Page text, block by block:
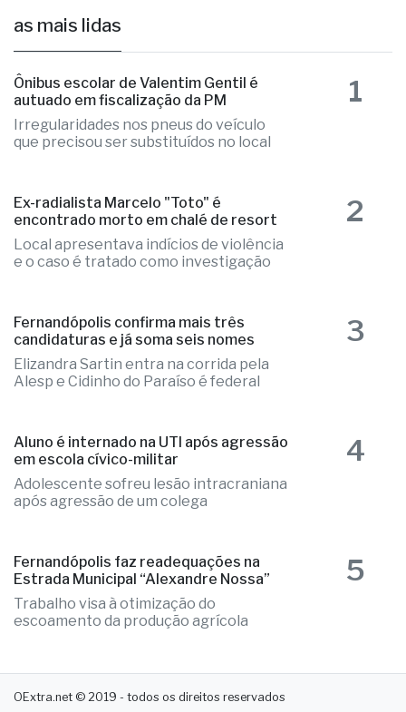
as mais lidas
Ônibus escolar de Valentim Gentil é
autuado em fiscalização da PM
Irregularidades nos pneus do veículo
que precisou ser substituídos no local
1
Ex-radialista Marcelo "Toto" é
encontrado morto em chalé de resort
Local apresentava indícios de violência
e o caso é tratado como investigação
2
Fernandópolis confirma mais três
candidaturas e já soma seis nomes
Elizandra Sartin entra na corrida pela
Alesp e Cidinho do Paraíso é federal
3
Aluno é internado na UTI após agressão
em escola cívico-militar
Adolescente sofreu lesão intracraniana
após agressão de um colega
4
Fernandópolis faz readequações na
Estrada Municipal “Alexandre Nossa”
Trabalho visa à otimização do
escoamento da produção agrícola
5
OExtra.net © 2019 - todos os direitos reservados